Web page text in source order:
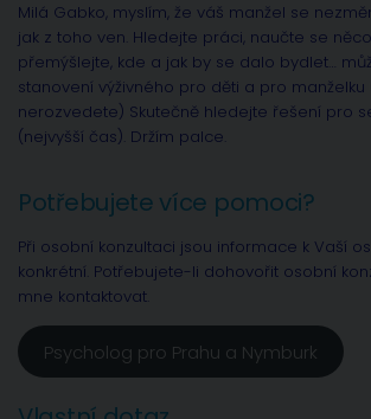
Milá Gabko, myslím, že váš manžel se
jak z toho ven. Hledejte práci, naučte se
přemýšlejte, kde a jak by se dalo bydlet…
stanovení výživného pro děti a pro manželku
nerozvedete) Skutečně hledejte řešení pro
(nejvyšší čas). Držím palce.
Potřebujete více pomoci?
Při osobní konzultaci jsou informace k Vaší
konkrétní. Potřebujete-li dohovořit osobní
mne kontaktovat.
Psycholog pro Prahu a Nymburk